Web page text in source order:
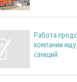
Работа
компании
санкций